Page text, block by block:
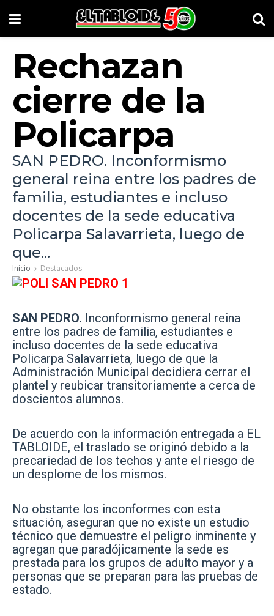
Rechazan
cierre de la
Policarpa
SAN PEDRO. Inconformismo
general reina entre los padres de
familia, estudiantes e incluso
docentes de la sede educativa
Policarpa Salavarrieta, luego de
que...
Inicio Destacados
SAN PEDRO. Inconformismo general reina
entre los padres de familia, estudiantes e
incluso docentes de la sede educativa
Policarpa Salavarrieta, luego de que la
Administración Municipal decidiera cerrar el
plantel y reubicar transitoriamente a cerca de
doscientos alumnos.
De acuerdo con la información entregada a EL
TABLOIDE, el traslado se originó debido a la
precariedad de los techos y ante el riesgo de
un desplome de los mismos.
No obstante los inconformes con esta
situación, aseguran que no existe un estudio
técnico que demuestre el peligro inminente y
agregan que paradójicamente la sede es
prestada para los grupos de adulto mayor y a
personas que se preparan para las pruebas de
estado.